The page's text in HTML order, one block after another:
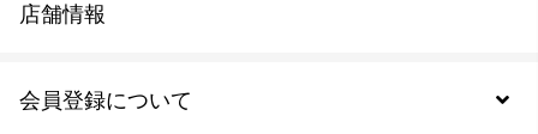
会員登録について
店舗情報